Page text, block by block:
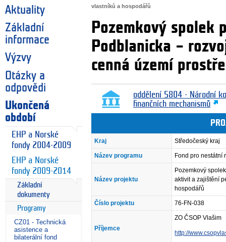
Aktuality
Základní
informace
Výzvy
Otázky a
odpovědi
Ukončená
období
EHP a Norské
fondy 2004-2009
EHP a Norské
fondy 2009-2014
Základní
dokumenty
Programy
CZ01 - Technická
asistence a
bilaterální fond
vlastníků a hospodářů
Pozemkový spolek
Podblanicka –
cenná území
oddělení 5804 - Národní
finančních mechanismů
Kraj Středočeský kraj
Název programu Fond pro nestátní
Název projektu
Pozemkový
aktivit a zajištění
hospodářů
Číslo projektu 76-FN-038
Příjemce
ZO ČSOP Vlašim
http://